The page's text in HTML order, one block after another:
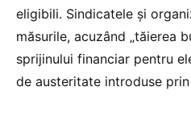
eligibili. Sindicatele și
măsurile, acuzând „tăierea
sprijinului financiar pentru
de austeritate introduse